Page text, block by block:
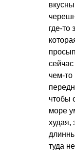
где-то
чем-то
чтобы
море
худая,
туда